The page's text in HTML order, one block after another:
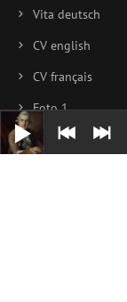
Audio-
Player
Vita deutsch
CV english
CV français
Foto 1
Foto 2